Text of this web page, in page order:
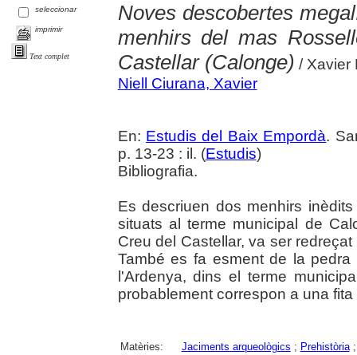
seleccionar
imprimir
Text complet
Noves descobertes
menhirs del mas
Castellar (Calonge) / Xavier
Niell Ciurana, Xavier
En: Estudis del Baix Empordà.
p. 13-23 : il. (Estudis)
Bibliografia.
Es descriuen dos menhirs
situats al terme municipal de
Creu del Castellar, va ser
També es fa esment de la
l'Ardenya, dins el terme
probablement correspon a una
Matèries: Jaciments arqueològics ; Prehistòria